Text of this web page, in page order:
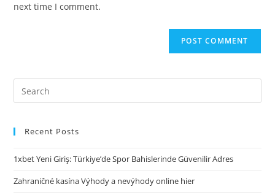
next time I comment.
Recent Posts
1xbet Yeni Giriş: Türkiye’de Spor Bahislerinde Güvenilir Adres
Zahraničné kasína Výhody a nevýhody online hier